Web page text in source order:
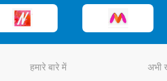
हमारे बारे में अभी